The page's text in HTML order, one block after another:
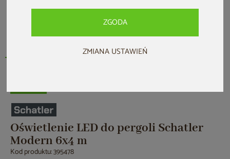
ZGODA
ZMIANA USTAWIEŃ
Oświetlenie LED do pergoli Schatler
Modern 6x4 m
Kod produktu: 395478